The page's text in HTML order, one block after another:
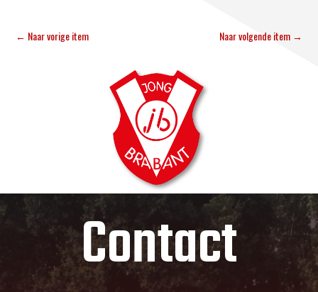
← Naar vorige item Naar volgende item→
Contact